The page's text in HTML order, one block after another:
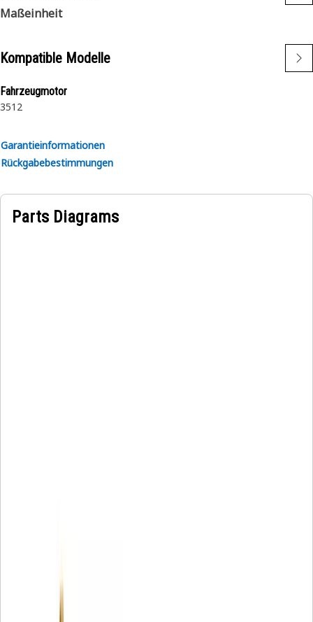
Maßeinheit
Kompatible Modelle
Fahrzeugmotor
3512
Garantieinformationen
Rückgabebestimmungen
Parts Diagrams